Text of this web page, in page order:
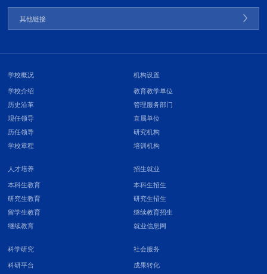
其他链接
学校概况
学校介绍
历史沿革
现任领导
历任领导
学校章程
机构设置
教育教学单位
管理服务部门
直属单位
研究机构
培训机构
人才培养
本科生教育
研究生教育
留学生教育
继续教育
招生就业
本科生招生
研究生招生
继续教育招生
就业信息网
科学研究
科研平台
社会服务
成果转化